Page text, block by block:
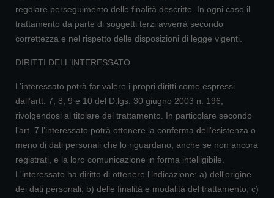
regolare perseguimento delle finalità descritte. In ogni caso il
trattamento da parte di soggetti terzi avverrà secondo
correttezza e nel rispetto delle disposizioni di legge vigenti.
DIRITTI DELL’INTERESSATO
L’interessato potrà far valere i propri diritti come espressi
dall’artt. 7, 8, 9 e 10 del D.lgs. 30 giugno 2003 n. 196,
rivolgendosi al titolare del trattamento. In particolare secondo
l’art. 7 l’interessato potrà ottenere la conferma dell'esistenza o
meno di dati personali che lo riguardano, anche se non ancora
registrati, e la loro comunicazione in forma intelligibile.
L'interessato ha diritto di ottenere l'indicazione: a) dell'origine
dei dati personali; b) delle finalità e modalità del trattamento; c)